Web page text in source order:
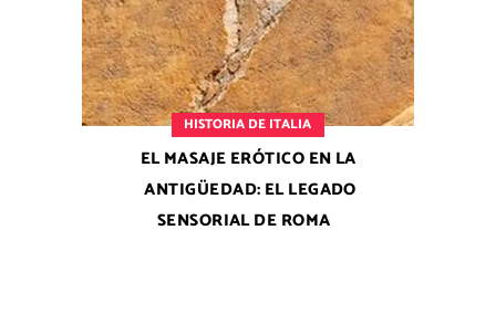
HISTORIA DE ITALIA
EL MASAJE ERÓTICO EN LA
ANTIGÜEDAD: EL LEGADO
SENSORIAL DE ROMA